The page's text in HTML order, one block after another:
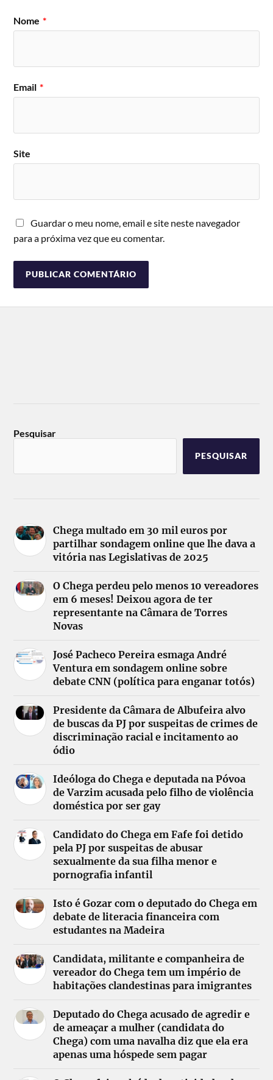
Nome *
Email *
Site
Guardar o meu nome, email e site neste navegador
para a próxima vez que eu comentar.
Pesquisar
PESQUISAR
Chega multado em 30 mil euros por
partilhar sondagem online que lhe dava a
vitória nas Legislativas de 2025
O Chega perdeu pelo menos 10 vereadores
em 6 meses! Deixou agora de ter
representante na Câmara de Torres
Novas
José Pacheco Pereira esmaga André
Ventura em sondagem online sobre
debate CNN (política para enganar totós)
Presidente da Câmara de Albufeira alvo
de buscas da PJ por suspeitas de crimes de
discriminação racial e incitamento ao
ódio
Ideóloga do Chega e deputada na Póvoa
de Varzim acusada pelo filho de violência
doméstica por ser gay
Candidato do Chega em Fafe foi detido
pela PJ por suspeitas de abusar
sexualmente da sua filha menor e
pornografia infantil
Isto é Gozar com o deputado do Chega em
debate de literacia financeira com
estudantes na Madeira
Candidata, militante e companheira de
vereador do Chega tem um império de
habitações clandestinas para imigrantes
Deputado do Chega acusado de agredir e
de ameaçar a mulher (candidata do
Chega) com uma navalha diz que ela era
apenas uma hóspede sem pagar